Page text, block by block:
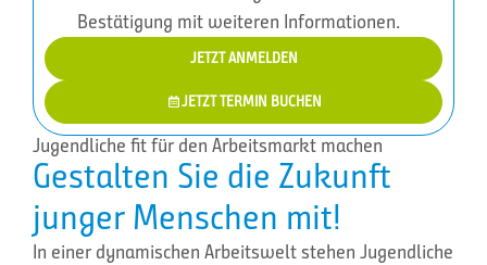
Jugendliche fit für den Arbeitsmarkt machen
Gestalten Sie die Zukunft
junger Menschen mit!
In einer dynamischen Arbeitswelt stehen Jugendliche
Bestätigung mit weiteren Informationen.
JETZT ANMELDEN
JETZT TERMIN BUCHEN